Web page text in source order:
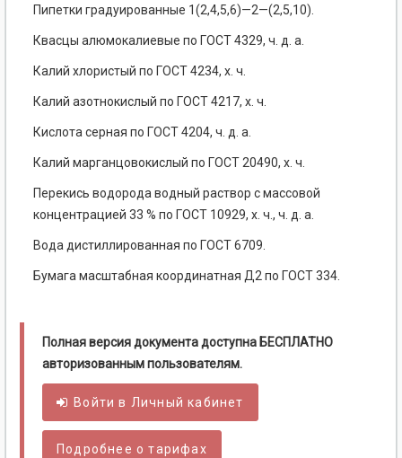
Пипетки градуированные 1(2,4,5,6)—2—(2,5,10).
Квасцы алюмокалиевые по ГОСТ 4329, ч. д. а.
Калий хлористый по ГОСТ 4234, х. ч.
Калий азотнокислый по ГОСТ 4217, х. ч.
Кислота серная по ГОСТ 4204, ч. д. а.
Калий марганцовокислый по ГОСТ 20490, х. ч.
Перекись водорода водный раствор с массовой
концентрацией 33 % по ГОСТ 10929, х. ч., ч. д. а.
Вода дистиллированная по ГОСТ 6709.
Бумага масштабная координатная Д2 по ГОСТ 334.
Полная версия документа доступна БЕСПЛАТНО
авторизованным пользователям.
Войти в Личный кабинет
Подробнее о тарифах